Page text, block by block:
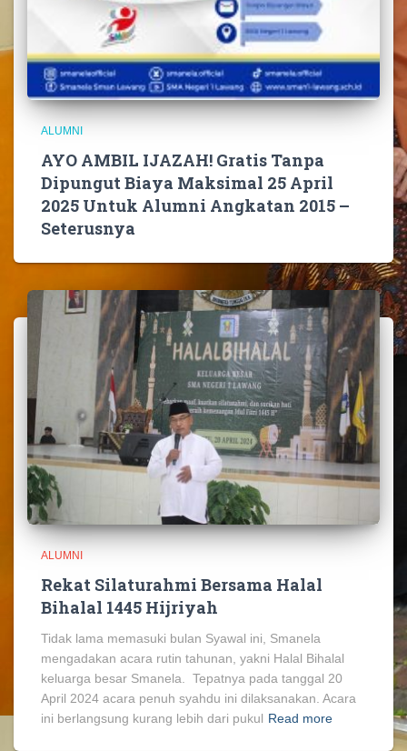
ALUMNI
AYO AMBIL IJAZAH! Gratis Tanpa
Dipungut Biaya Maksimal 25 April
2025 Untuk Alumni Angkatan 2015 –
Seterusnya
ALUMNI
Rekat Silaturahmi Bersama Halal
Bihalal 1445 Hijriyah
Tidak lama memasuki bulan Syawal ini, Smanela
mengadakan acara rutin tahunan, yakni Halal Bihalal
keluarga besar Smanela. Tepatnya pada tanggal 20
April 2024 acara penuh syahdu ini dilaksanakan. Acara
ini berlangsung kurang lebih dari pukul Read more